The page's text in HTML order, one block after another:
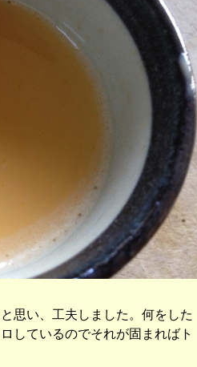
思い、工夫しました。何をした
しているのでそれが固まればト